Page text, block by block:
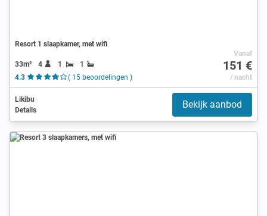
Resort 1 slaapkamer, met wifi
33m² 4 1
1
4.3
( 15 beoordelingen )
Vanaf
151 €
/ nacht
Likibu
Details
Bekijk aanbod